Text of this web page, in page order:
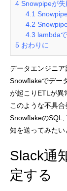
4 Snowpipeが
4.1
4.2
4.3 lambda
5 おわりに
データエンジニア
Snowflakeでデー
が起こりETLが異
このような不具
SnowflakeのSQL,
知を送ってみたい
Slack通
定する